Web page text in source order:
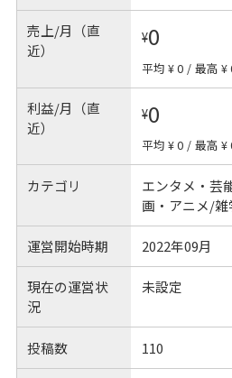
売上/月（直
近）
¥0
平均 ¥ 0 / 最高 ¥
利益/月（直
近）
¥0
平均 ¥ 0 / 最高 ¥
カテゴリ
エンタメ・芸
画・アニメ/雑
運営開始時期 2022年09月
現在の運営状
況
未設定
投稿数 110